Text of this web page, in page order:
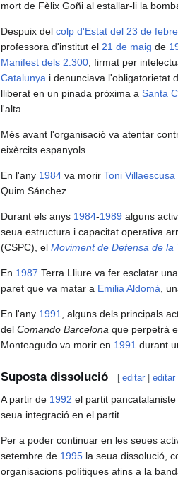
mort de Fèlix Goñi al estallar-li la
Despuix del colp d'Estat del 23 de
professora d'institut el 21 de maig de
Manifest dels 2.300 , firmat per
Catalunya i denunciava l'obligatorietat
lliberat en un pinada pròxima a Santa
l'alta.
Més avant l'organisació va atentar
eixèrcits espanyols.
En l'any 1984 va morir Toni Villaescusa
Quim Sánchez.
Durant els anys 1984-1989 alguns
seua estructura i capacitat operativa
(CSPC), el Moviment de Defensa de la
En 1987 Terra Lliure va fer esclatar
paret que va matar a Emilia Aldomà ,
En l'any 1991 , alguns dels principals
del Comando Barcelona que perpetrà
Monteagudo va morir en 1991 durant
Suposta dissolució [ editar |editar
A partir de 1992 el partit pancatalaniste
seua integració en el partit.
Per a poder continuar en les seues
setembre de 1995 la seua dissolució,
organisacions polítiques afins a la